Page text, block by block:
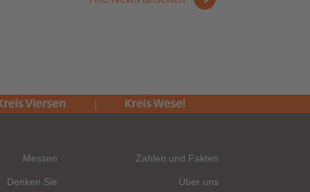
Messen Zahlen und Fakten
Denken Sie Über uns